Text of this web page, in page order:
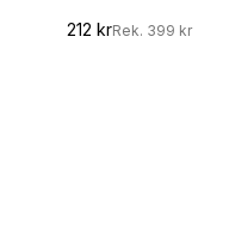
212 krRek. 399 kr